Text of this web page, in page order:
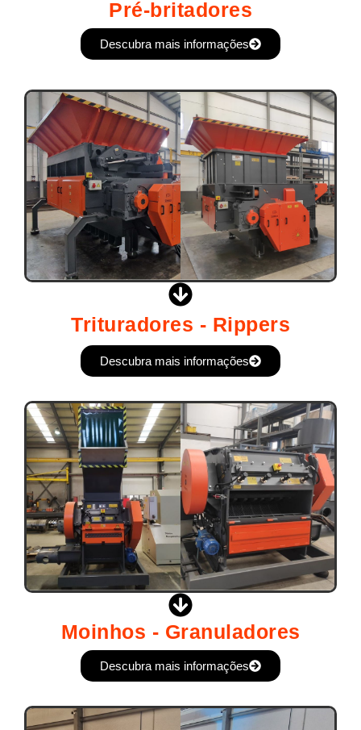
Pré-britadores
Descubra mais informações
Trituradores - Rippers
Descubra mais informações
Moinhos - Granuladores
Descubra mais informações